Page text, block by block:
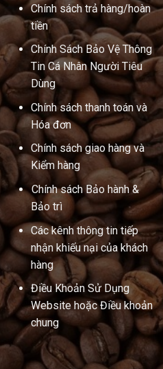
Chính sách trả hàng/hoàn
tiền
Chính Sách Bảo Vệ Thông
Tin Cá Nhân Người Tiêu
Dùng
Chính sách thanh toán và
Hóa đơn
Chính sách giao hàng và
Kiểm hàng
Chính sách Bảo hành &
Bảo trì
Các kênh thông tin tiếp
nhận khiếu nại của khách
hàng
Điều Khoản Sử Dụng
Website hoặc Điều khoản
chung